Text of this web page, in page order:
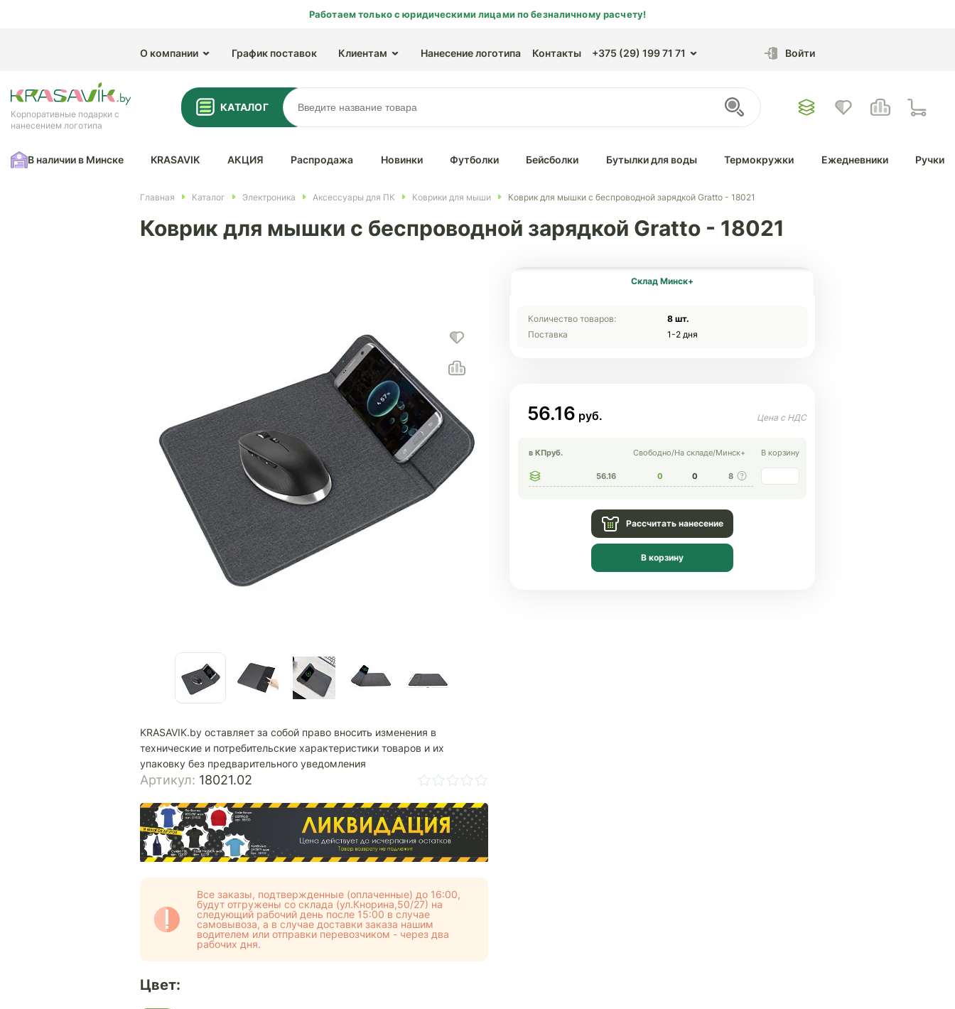
Работаем только с юридическими лицами по безналичному расчету!
О компании График поставок Клиентам Нанесение логотипа Контакты +375 (29) 199 71 71 Войти
Корпоративные подарки с
нанесением логотипа
КАТАЛОГ
В наличии в Минске KRASAVIK АКЦИЯ Распродажа Новинки Футболки Бейсболки Бутылки для воды Термокружки Ежедневники Ручки
Главная Каталог Электроника Аксессуары для ПК Коврики для мыши Коврик для мышки с беспроводной зарядкой Gratto - 18021
Коврик для мышки с беспроводной зарядкой Gratto - 18021
KRASAVIK.by оставляет за собой право вносить изменения в
технические и потребительские характеристики товаров и их
упаковку без предварительного уведомления
Артикул: 18021.02
Все заказы, подтвержденные (оплаченные) до 16:00,
будут отгружены со склада (ул.Кнорина,50/27) на
следующий рабочий день после 15:00 в случае
самовывоза, а в случае доставки заказа нашим
водителем или отправки перевозчиком - через два
рабочих дня.
Цвет:
Склад Минск+
Количество товаров:
8 шт.
Поставка
1-2 дня
56.16
в КПруб. Свободно/На складе/Минск+ В корзину
56.16 0 0 8
Рассчитать нанесение
В корзину